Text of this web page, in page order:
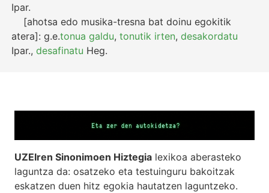
Ipar.
[ahotsa edo musika-tresna bat doinu egokitik
atera]:g.e.tonua galdu,tonutik irten,desakordatu
Ipar.,desafinatu Heg.
UZEIren Sinonimoen Hiztegia lexikoa aberasteko
laguntza da: osatzeko eta testuinguru bakoitzak
eskatzen duen hitz egokia hautatzen laguntzeko.